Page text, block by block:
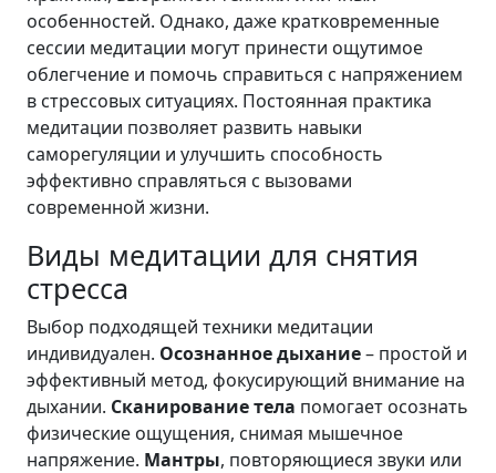
особенностей. Однако, даже кратковременные
сессии медитации могут принести ощутимое
облегчение и помочь справиться с напряжением
в стрессовых ситуациях. Постоянная практика
медитации позволяет развить навыки
саморегуляции и улучшить способность
эффективно справляться с вызовами
современной жизни.
Виды медитации для снятия
стресса
Выбор подходящей техники медитации
индивидуален. Осознанное дыхание– простой и
эффективный метод, фокусирующий внимание на
дыхании. Сканирование тела помогает осознать
физические ощущения, снимая мышечное
напряжение. Мантры, повторяющиеся звуки или